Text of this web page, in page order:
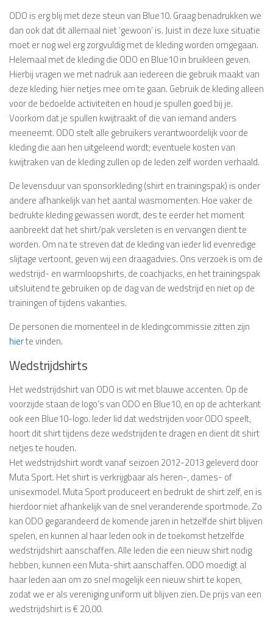
ODO is erg blij met deze steun van Blue10. Graag benadrukken we
dan ook dat dit allemaal niet ‘gewoon’ is. Juist in deze luxe situatie
moet er nog wel erg zorgvuldig met de kleding worden omgegaan.
Helemaal met de kleding die ODO en Blue10 in bruikleen geven.
Hierbij vragen we met nadruk aan iedereen die gebruik maakt van
deze kleding, hier netjes mee om te gaan. Gebruik de kleding alleen
voor de bedoelde activiteiten en houd je spullen goed bij je.
Voorkom dat je spullen kwijtraakt of die van iemand anders
meeneemt. ODO stelt alle gebruikers verantwoordelijk voor de
kleding die aan hen uitgeleend wordt; eventuele kosten van
kwijtraken van de kleding zullen op de leden zelf worden verhaald.
De levensduur van sponsorkleding (shirt en trainingspak) is onder
andere afhankelijk van het aantal wasmomenten. Hoe vaker de
bedrukte kleding gewassen wordt, des te eerder het moment
aanbreekt dat het shirt/pak versleten is en vervangen dient te
worden. Om na te streven dat de kleding van ieder lid evenredige
slijtage vertoont, geven wij een draagadvies. Ons verzoek is om de
wedstrijd- en warmloopshirts, de coachjacks, en het trainingspak
uitsluitend te gebruiken op de dag van de wedstrijd en niet op de
trainingen of tijdens vakanties.
De personen die momenteel in de kledingcommissie zitten zijn
hierte vinden.
Wedstrijdshirts
Het wedstrijdshirt van ODO is wit met blauwe accenten. Op de
voorzijde staan de logo’s van ODO en Blue10, en op de achterkant
ook een Blue10-logo. Ieder lid dat wedstrijden voor ODO speelt,
hoort dit shirt tijdens deze wedstrijden te dragen en dient dit shirt
netjes te houden.
Het wedstrijdshirt wordt vanaf seizoen 2012-2013 geleverd door
Muta Sport. Het shirt is verkrijgbaar als heren-, dames- of
unisexmodel. Muta Sport produceert en bedrukt de shirt zelf, en is
hierdoor niet afhankelijk van de snel veranderende sportmode. Zo
kan ODO gegarandeerd de komende jaren in hetzelfde shirt blijven
spelen, en kunnen al haar leden ook in de toekomst hetzelfde
wedstrijdshirt aanschaffen. Alle leden die een nieuw shirt nodig
hebben, kunnen een Muta-shirt aanschaffen. ODO moedigt al
haar leden aan om zo snel mogelijk een nieuw shirt te kopen,
zodat we er als vereniging uniform uit blijven zien. De prijs van een
wedstrijdshirt is € 20,00.